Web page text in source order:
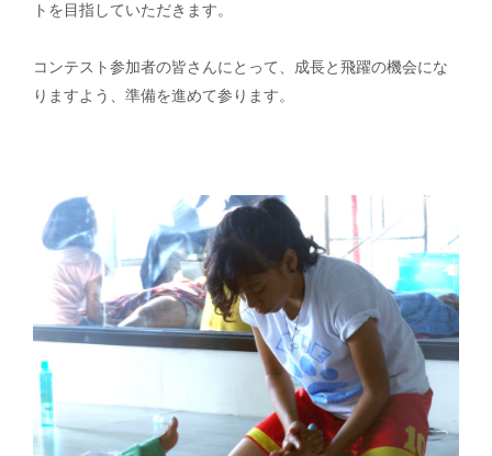
トを目指していただきます。
コンテスト参加者の皆さんにとって、成長と飛躍の機会にな
りますよう、準備を進めて参ります。